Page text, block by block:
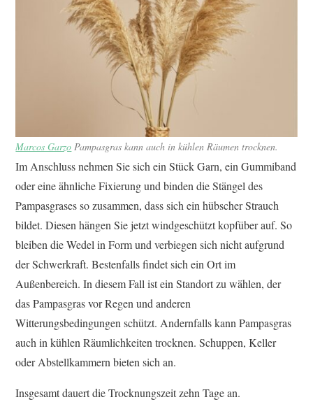
Marcos Garzo Pampasgras kann auch in kühlen Räumen trocknen.
Im Anschluss nehmen Sie sich ein Stück Garn, ein Gummiband
oder eine ähnliche Fixierung und binden die Stängel des
Pampasgrases so zusammen, dass sich ein hübscher Strauch
bildet. Diesen hängen Sie jetzt windgeschützt kopfüber auf. So
bleiben die Wedel in Form und verbiegen sich nicht aufgrund
der Schwerkraft. Bestenfalls findet sich ein Ort im
Außenbereich. In diesem Fall ist ein Standort zu wählen, der
das Pampasgras vor Regen und anderen
Witterungsbedingungen schützt. Andernfalls kann Pampasgras
auch in kühlen Räumlichkeiten trocknen. Schuppen, Keller
oder Abstellkammern bieten sich an.
Insgesamt dauert die Trocknungszeit zehn Tage an.